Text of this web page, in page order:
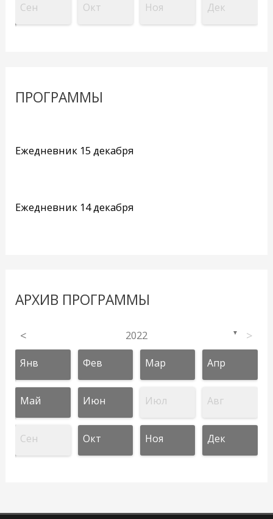
Сен Окт Ноя Дек
ПРОГРАММЫ
Ежедневник 15 декабря
Ежедневник 14 декабря
АРХИВ ПРОГРАММЫ
< 2022 ▼ >
Янв Фев Мар Апр
Май Июн Июл Авг
Сен Окт Ноя Дек